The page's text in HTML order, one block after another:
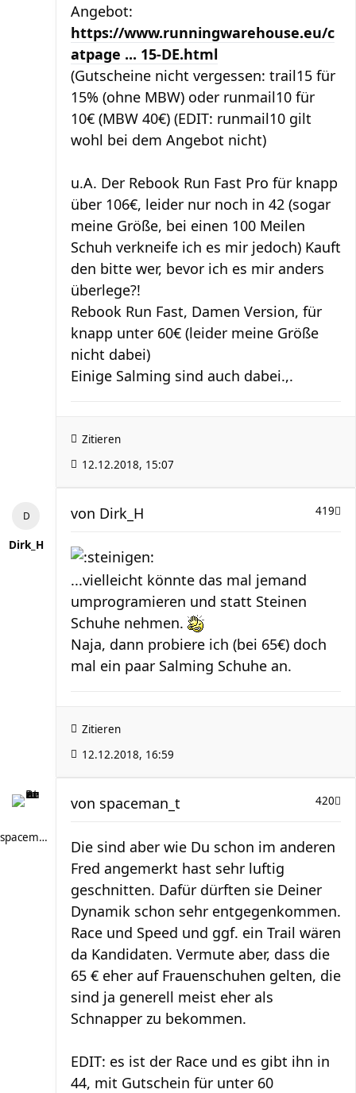
Angebot:
https://www.runningwarehouse.eu/c
atpage ... 15-DE.html
(Gutscheine nicht vergessen: trail15 für
15% (ohne MBW) oder runmail10 für
10€ (MBW 40€) (EDIT: runmail10 gilt
wohl bei dem Angebot nicht)
u.A. Der Rebook Run Fast Pro für knapp
über 106€, leider nur noch in 42 (sogar
meine Größe, bei einen 100 Meilen
Schuh verkneife ich es mir jedoch) Kauft
den bitte wer, bevor ich es mir anders
überlege?!
Rebook Run Fast, Damen Version, für
knapp unter 60€ (leider meine Größe
nicht dabei)
Einige Salming sind auch dabei.,.
Zitieren
12.12.2018, 15:07
Dirk_H
419
von Dirk_H
...vielleicht könnte das mal jemand
umprogramieren und statt Steinen
Schuhe nehmen.
Naja, dann probiere ich (bei 65€) doch
mal ein paar Salming Schuhe an.
Zitieren
12.12.2018, 16:59
spaceman_t
420
von spaceman_t
Die sind aber wie Du schon im anderen
Fred angemerkt hast sehr luftig
geschnitten. Dafür dürften sie Deiner
Dynamik schon sehr entgegenkommen.
Race und Speed und ggf. ein Trail wären
da Kandidaten. Vermute aber, dass die
65 € eher auf Frauenschuhen gelten, die
sind ja generell meist eher als
Schnapper zu bekommen.
EDIT: es ist der Race und es gibt ihn in
44, mit Gutschein für unter 60